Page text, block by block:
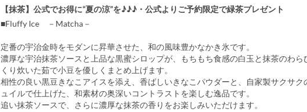
【抹茶】公式でお得に“夏の涼”を♪♪♪・公式よりご予約限定で緑茶プレゼント
■Fluffy Ice －Matcha－
定番の宇治金時をモダンに昇華させた、和の風味豊かなかき氷です。
濃厚な宇治抹茶ソースと上品な黒蜜シロップが、もちもち食感の白玉と抹茶のわら
くり炊いた茹で小豆を優しくまとめ上げます。
相性の良い黒豆きなこアイスを添え、香ばしいきなこパウダーと、自家製サクサク
ュイルで仕上げた、和素材の奥深いコントラストを楽しむ逸品です。
追い抹茶ソースで、さらに濃厚な抹茶の香りをお楽しみいただけます。